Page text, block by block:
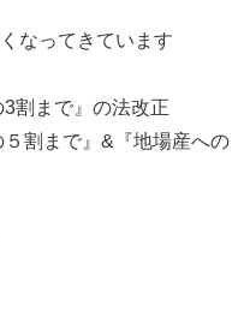
なってきています
割まで』の法改正
割まで』&『地場産への